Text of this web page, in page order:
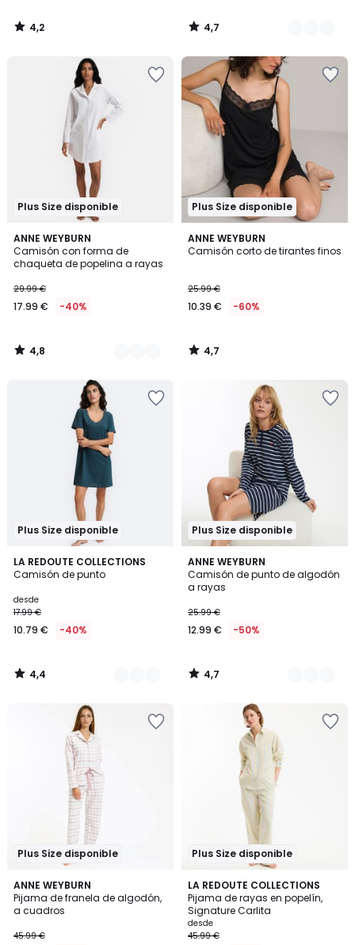
4,2
/
4,7
/
Plus Size disponible
ANNE WEYBURN
Camisón con forma de
chaqueta de popelina a rayas
29.99 €
17.99 € -40%
4,8
/ 5
2
Colores
4,8
/
Plus Size disponible
ANNE WEYBURN
Camisón corto de tirantes finos
25.99 €
10.39 € -60%
4,7
/ 5
4,7
/
Plus Size disponible
LA REDOUTE COLLECTIONS
Camisón de punto
desde
17.99 €
10.79 € -40%
4,4
/ 5
2
Colores
4,4
/
Plus Size disponible
ANNE WEYBURN
Camisón de punto de algodón
a rayas
25.99 €
12.99 € -50%
4,7
/ 5
3
Colores
4,7
/
Plus Size disponible
ANNE WEYBURN
Pijama de franela de algodón,
a cuadros
45.99 €
4,1
/ 5
Plus Size disponible
LA REDOUTE COLLECTIONS
Pijama de rayas en popelín,
Signature Carlita
desde
45.99 €
4,3
/ 5
3
Colores